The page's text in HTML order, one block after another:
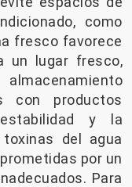
como
fresco favorece
un lugar fresco,
con productos
y la
del agua
por un
Para